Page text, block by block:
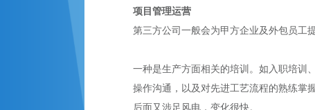
项目管理运营
第三方公司一般会为甲方企业及外包员工
一种是生产方面相关的培训。如入职培训
操作沟通，以及对先进工艺流程的熟练掌
后面又涉足风电，变化很快。